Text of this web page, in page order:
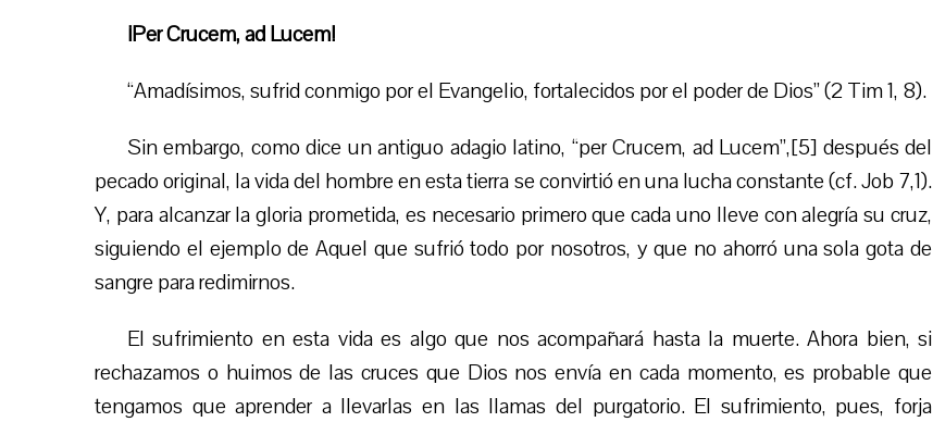
¡Per Crucem, ad Lucem!
“Amadísimos, sufrid conmigo por el Evangelio, fortalecidos por el poder de Dios” (2 Tim 1, 8).
Sin embargo, como dice un antiguo adagio latino, “per Crucem, ad Lucem”,[5] después del
pecado original, la vida del hombre en esta tierra se convirtió en una lucha constante (cf. Job 7,1).
Y, para alcanzar la gloria prometida, es necesario primero que cada uno lleve con alegría su cruz,
siguiendo el ejemplo de Aquel que sufrió todo por nosotros, y que no ahorró una sola gota de
sangre para redimirnos.
El sufrimiento en esta vida es algo que nos acompañará hasta la muerte. Ahora bien, si
rechazamos o huimos de las cruces que Dios nos envía en cada momento, es probable que
tengamos que aprender a llevarlas en las llamas del purgatorio. El sufrimiento, pues, forja